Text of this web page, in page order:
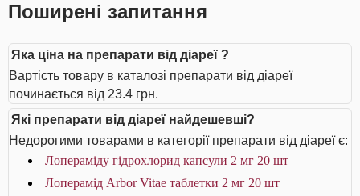
Поширені запитання
Яка ціна на препарати від діареї ?
Вартість товару в каталозі препарати від діареї
починається від 23.4 грн.
Які препарати від діареї найдешевші?
Недорогими товарами в категорії препарати від діареї є:
Лопераміду гідрохлорид капсули 2 мг 20 шт
Лоперамід Arbor Vitae таблетки 2 мг 20 шт